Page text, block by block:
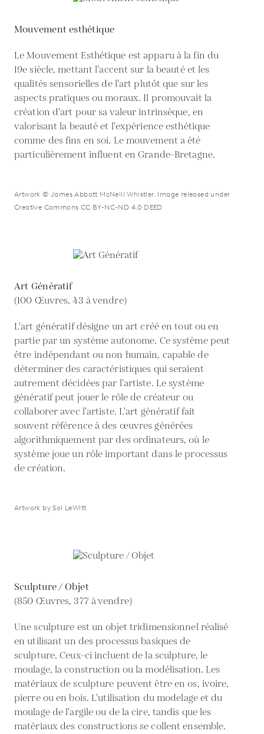
Mouvement esthétique
Le Mouvement Esthétique est apparu à la fin du
19e siècle, mettant l'accent sur la beauté et les
qualités sensorielles de l'art plutôt que sur les
aspects pratiques ou moraux. Il promouvait la
création d'art pour sa valeur intrinsèque, en
valorisant la beauté et l'expérience esthétique
comme des fins en soi. Le mouvement a été
particulièrement influent en Grande-Bretagne.
Artwork © James Abbott McNeill Whistler. Image released under
Creative Commons CC BY-NC-ND 4.0 DEED
Art Génératif
(100 Œuvres, 43 à vendre)
L'art génératif désigne un art créé en tout ou en
partie par un système autonome. Ce système peut
être indépendant ou non humain, capable de
déterminer des caractéristiques qui seraient
autrement décidées par l'artiste. Le système
génératif peut jouer le rôle de créateur ou
collaborer avec l'artiste. L'art génératif fait
souvent référence à des œuvres générées
algorithmiquement par des ordinateurs, où le
système joue un rôle important dans le processus
de création.
Artwork by Sol LeWitt
Sculpture / Objet
(850 Œuvres, 377 à vendre)
Une sculpture est un objet tridimensionnel réalisé
en utilisant un des processus basiques de
sculpture. Ceux-ci incluent de la sculpture, le
moulage, la construction ou la modélisation. Les
matériaux de sculpture peuvent être en os, ivoire,
pierre ou en bois. L'utilisation du modelage et du
moulage de l'argile ou de la cire, tandis que les
matériaux des constructions se collent ensemble.